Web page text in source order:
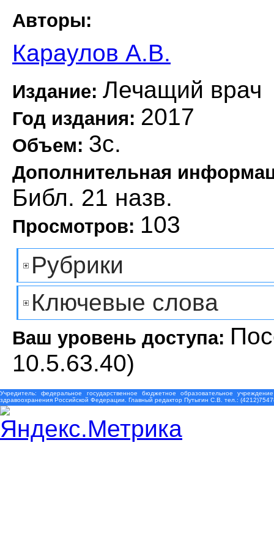
Авторы:
Караулов А.В.
Издание: Лечащий врач
Год издания: 2017
Объем: 3с.
Дополнительная
Библ. 21 назв.
Просмотров: 103
Рубрики
Ключевые слова
Ваш уровень доступа:
10.5.63.40)
Учредитель: федеральное государственное бюджетное образовательное
здравоохранения Российской Федерации. Главный редактор Путыгин С.В. тел.: